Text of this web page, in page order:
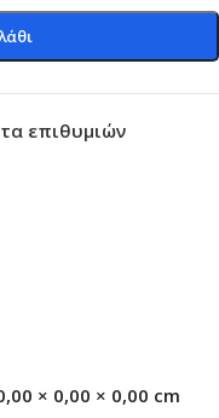
επιθυμιών
× 0,00 × 0,00 cm